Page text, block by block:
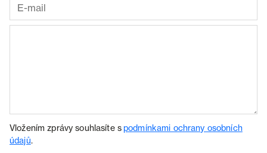
Vložením zprávy souhlasíte spodmínkami ochrany osobních
údajů.